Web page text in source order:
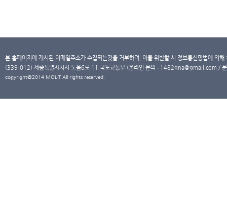
본 홈페이지에 게시된 이메일주소가 수집되는것을 거부하며, 이를 위반할 시 정보통신망법에 의
(339-012) 세종특별자치시 도움6로 11 국토교통부 (온라인 문의 : 1482qna@gmail.com /
copyright@2014 MOLIT All rights reserved.